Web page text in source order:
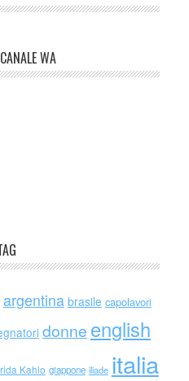
WA
argentina brasile capolavori
donne english
Kahlo giappone iliade italia